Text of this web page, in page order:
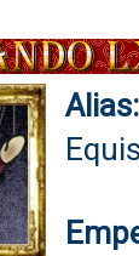
Alias:
Equis